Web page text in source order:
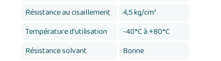
Résistance au cisaillement
4,5 kg/cm²
Température d’utilisation
-40°C à +80°C
Résistance solvant
Bonne